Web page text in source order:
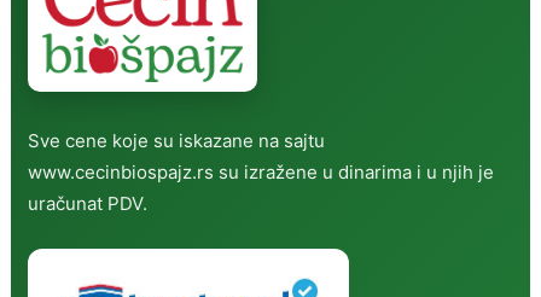
Sve cene koje su iskazane na sajtu
www.cecinbiospajz.rs su izražene u dinarima i u njih je
uračunat PDV.